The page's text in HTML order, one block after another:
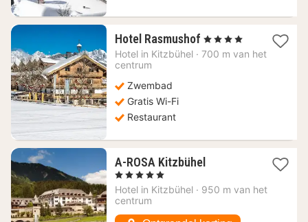
Hotel Rasmushof 1
nacht
, 4 Sterren
Hotel in Kitzbühel · 700 m van het
centrum
Zwembad
Gratis Wi-Fi
Restaurant
A-ROSA Kitzbühel1
vanaf
, 5 Sterren
Hotel in Kitzbühel · 950 m van het
centrum